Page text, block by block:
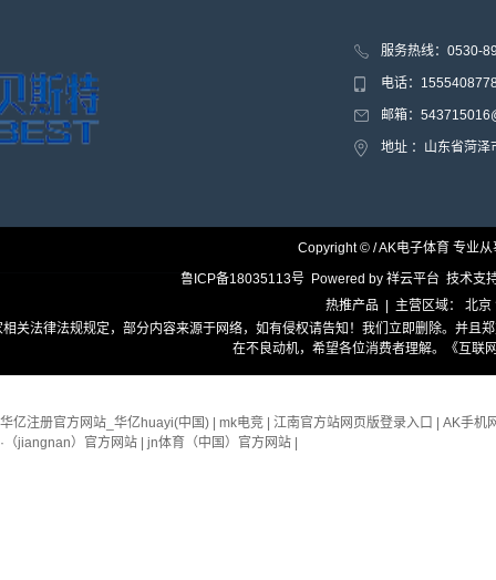
服务热线：
电话：
邮箱：
地址 ：山东省菏
Copyright © / AK电子体育 专业从
鲁ICP备18035113号 Powered by 祥云平台 技术支
热推产品 | 主营区域： 北京
关法律法规规定，部分内容来源于网络，如有侵权请告知！我们立即删除。并
在不良动机，希望各位消费者理解。
《互联
华亿注册官方网站_华亿huayi(中国) mk电竞 江南官方站网页版登录入口
AK手机
·（jiangnan）官方网站
jn体育（中国）官方网站